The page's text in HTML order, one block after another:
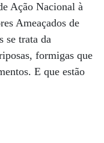
Ação Nacional à
Ameaçados de
se trata da
formigas que
E que estão